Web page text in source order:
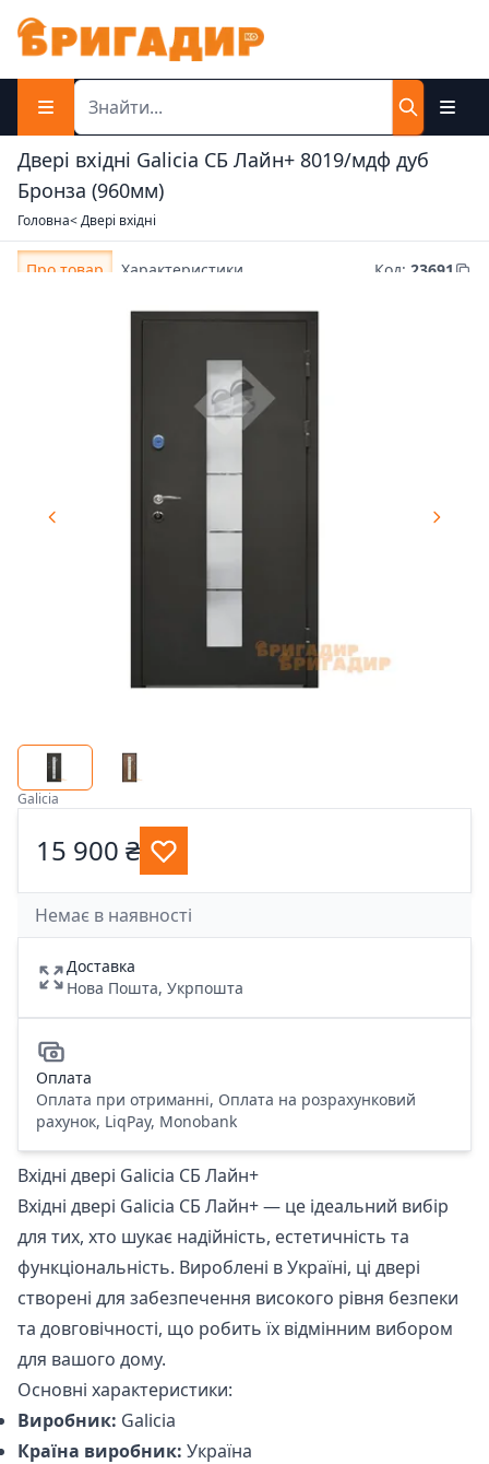
Двері вхідні Galicia СБ Лайн+ 8019/мдф дуб
Бронза (960мм)
Головна< Двері вхідні
Про товар Характеристики Код: 23691
Galicia
15 900 ₴
Немає в наявності
Доставка
Нова Пошта, Укрпошта
Оплата
Оплата при отриманні, Оплата на розрахунковий
рахунок, LiqPay, Monobank
Вхідні двері Galicia СБ Лайн+
Вхідні двері Galicia СБ Лайн+ — це ідеальний вибір
для тих, хто шукає надійність, естетичність та
функціональність. Вироблені в Україні, ці двері
створені для забезпечення високого рівня безпеки
та довговічності, що робить їх відмінним вибором
для вашого дому.
Основні характеристики:
Виробник: Galicia
Країна виробник: Україна